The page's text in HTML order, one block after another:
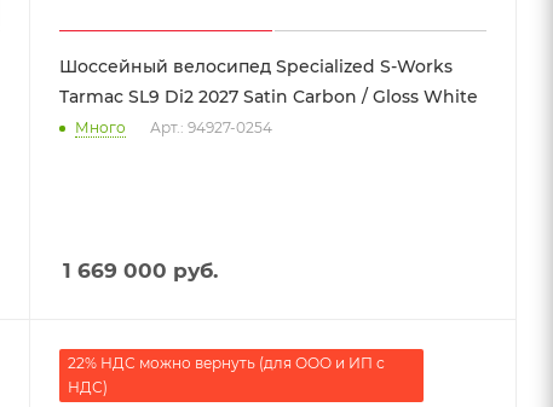
Шоссейный велосипед Specialized S-Works
Tarmac SL9 Di2 2027 Satin Carbon / Gloss White
Много Арт.: 94927-0254
1 669 000 руб.
22% НДС можно вернуть (для ООО и ИП с
НДС)